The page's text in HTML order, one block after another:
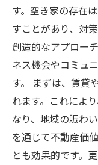
す。空き家の存在
すことがあり、対
創造的なアプロー
ネス機会やコミュ
す。 まずは、賃貸
れます。これによ
なり、地域の賑わ
を通じて不動産価
とも効果的です。